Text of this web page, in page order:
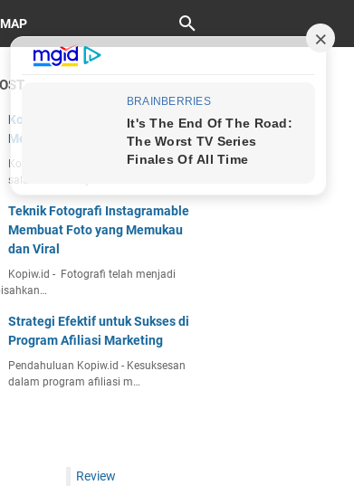
Kopi Vietnam Drip: Sejarah, Cara
Membuat, dan Cita Rasa Unik
Kopiw.id - Kopi Vietnam drip adalah
salah satu kekayaan bu…
Teknik Fotografi Instagramable
Membuat Foto yang Memukau
dan Viral
Kopiw.id - Fotografi telah menjadi
Strategi Efektif untuk Sukses di
Program Afiliasi Marketing
Pendahuluan Kopiw.id - Kesuksesan
dalam program afiliasi m…
Review